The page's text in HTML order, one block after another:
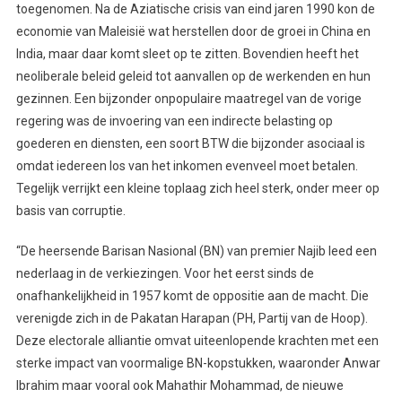
toegenomen. Na de Aziatische crisis van eind jaren 1990 kon de
economie van Maleisië wat herstellen door de groei in China en
India, maar daar komt sleet op te zitten. Bovendien heeft het
neoliberale beleid geleid tot aanvallen op de werkenden en hun
gezinnen. Een bijzonder onpopulaire maatregel van de vorige
regering was de invoering van een indirecte belasting op
goederen en diensten, een soort BTW die bijzonder asociaal is
omdat iedereen los van het inkomen evenveel moet betalen.
Tegelijk verrijkt een kleine toplaag zich heel sterk, onder meer op
basis van corruptie.
“De heersende Barisan Nasional (BN) van premier Najib leed een
nederlaag in de verkiezingen. Voor het eerst sinds de
onafhankelijkheid in 1957 komt de oppositie aan de macht. Die
verenigde zich in de Pakatan Harapan (PH, Partij van de Hoop).
Deze electorale alliantie omvat uiteenlopende krachten met een
sterke impact van voormalige BN-kopstukken, waaronder Anwar
Ibrahim maar vooral ook Mahathir Mohammad, de nieuwe